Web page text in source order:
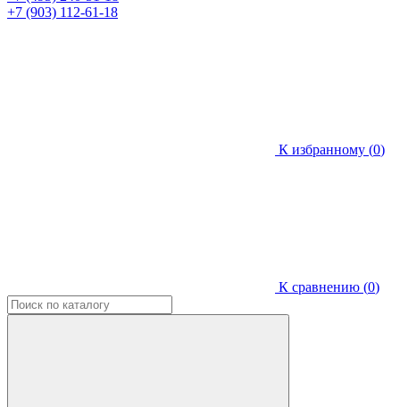
+7 (903) 112-61-18
К избранному (0)
К сравнению (0)